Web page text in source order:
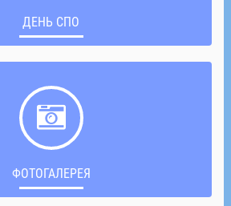
ДЕНЬ СПО
ФОТОГАЛЕРЕЯ